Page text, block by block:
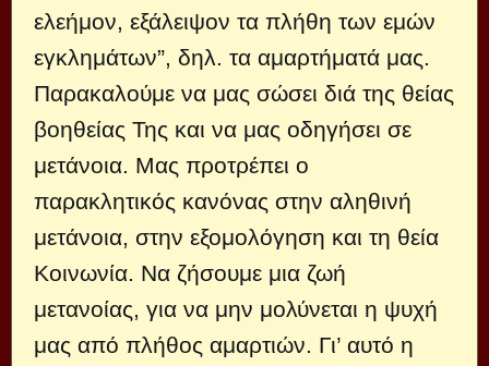
ελεήμον, εξάλειψον τα πλήθη των εμών
εγκλημάτων”, δηλ. τα αμαρτήματά μας.
Παρακαλούμε να μας σώσει διά της θείας
βοηθείας Της και να μας οδηγήσει σε
μετάνοια. Μας προτρέπει ο
παρακλητικός κανόνας στην αληθινή
μετάνοια, στην εξομολόγηση και τη θεία
Κοινωνία. Να ζήσουμε μια ζωή
μετανοίας, για να μην μολύνεται η ψυχή
μας από πλήθος αμαρτιών. Γι’ αυτό η